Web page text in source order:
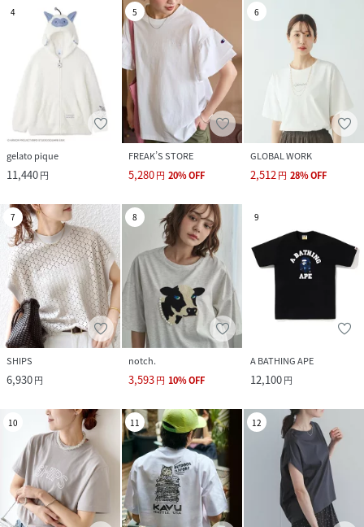
4
gelato pique
11,440円
5
FREAK’S STORE
5,280円 20%OFF
6
GLOBAL WORK
2,512円 28%OFF
7
SHIPS
6,930円
8
notch.
3,593円 10%OFF
9
A BATHING APE
12,100円
10 11 12